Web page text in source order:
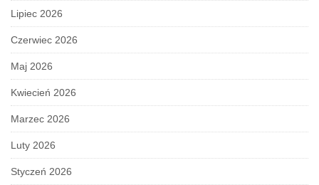
Lipiec 2026
Czerwiec 2026
Maj 2026
Kwiecień 2026
Marzec 2026
Luty 2026
Styczeń 2026